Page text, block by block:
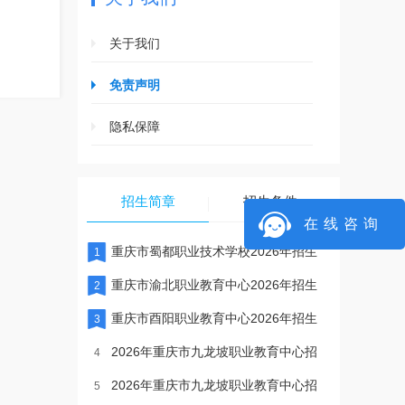
关于我们
免责声明
隐私保障
招生简章 招生条件
1 重庆市蜀都职业技术学校2026年招生
2 重庆市渝北职业教育中心2026年招生
3 重庆市酉阳职业教育中心2026年招生
4 2026年重庆市九龙坡职业教育中心招
5 2026年重庆市九龙坡职业教育中心招
在线咨询